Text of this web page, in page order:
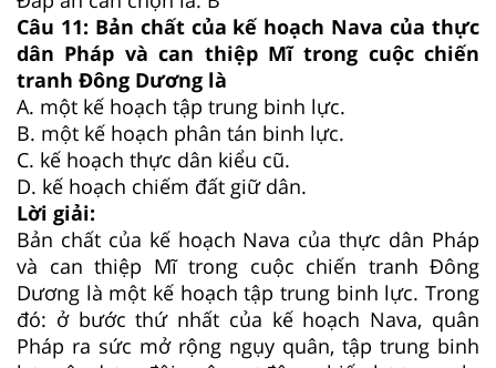
Câu 11: Bản chất của kế hoạch Nava của thực
dân Pháp và can thiệp Mĩ trong cuộc chiến
tranh Đông Dương là
A. một kế hoạch tập trung binh lực.
B. một kế hoạch phân tán binh lực.
C. kế hoạch thực dân kiểu cũ.
D. kế hoạch chiếm đất giữ dân.
Lời giải:
Bản chất của kế hoạch Nava của thực dân Pháp
và can thiệp Mĩ trong cuộc chiến tranh Đông
Dương là một kế hoạch tập trung binh lực. Trong
đó: ở bước thứ nhất của kế hoạch Nava, quân
Pháp ra sức mở rộng ngụy quân, tập trung binh